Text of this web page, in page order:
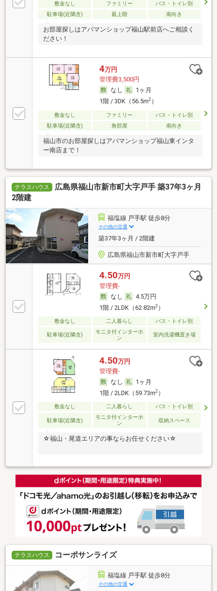
敷金なし ファミリー
バス・トイレ別
駐車場(近隣含)
最上階 南向き
お部屋探しはアパマンショップ福山駅前店へご相談く
ださい！
4万円
管理費3,500円
なし
1ヶ月
1階 / 3DK（56.5m2）
敷金なし ファミリー
バス・トイレ別
駐車場(近隣含)
角部屋 南向き
福山市のお部屋探しはアパマンショップ福山東インタ
ー南店まで！
テラスハウス
広島県福山市新市町大字戸手 築37年3ヶ月
2階建
福塩線 戸手駅 徒歩8分
その他の交通
築37年3ヶ月 / 2階建
広島県福山市新市町大字戸手
4.50万円
管理費-
なし
4.5万円
1階 / 2LDK（62.82m2）
敷金なし 二人暮らし バス・トイレ別
駐車場(近隣含)
モニタ付インターホ
ン
室内洗濯機置き場
4.50万円
管理費-
なし
1ヶ月
1階 / 2LDK（59.73m2）
敷金なし 二人暮らし バス・トイレ別
駐車場(近隣含)
モニタ付インターホ
ン
収納スペース
☆福山・尾道エリアの事ならお任せください☆
テラスハウス コーポサンライズ
福塩線 戸手駅 徒歩8分
その他の交通